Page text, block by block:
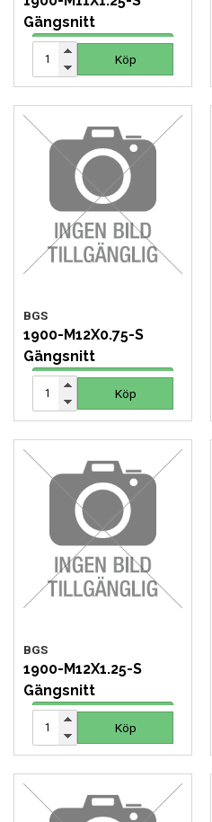
Gängsnitt
26 SEK
Köp
BGS
1900-M12X0.75-S
Gängsnitt
62 SEK
Köp
BGS
1900-M12X1.25-S
Gängsnitt
62 SEK
Köp